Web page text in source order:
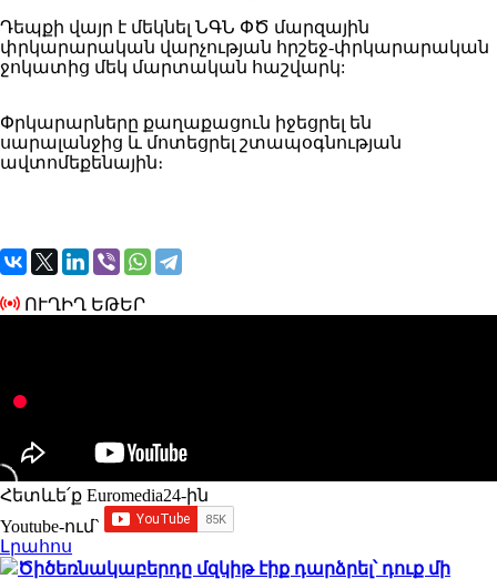
Դեպքի վայր է մեկնել ՆԳՆ ՓԾ մարզային
փրկարարական վարչության հրշեջ-փրկարարական
ջոկատից մեկ մարտական հաշվարկ:
Փրկարարները քաղաքացուն իջեցրել են
սարալանջից և մոտեցրել շտապօգնության
ավտոմեքենային։
ՈՒՂԻՂ ԵԹԵՐ
Հետևե՛ք Euromedia24-ին
Youtube-ում`
Լրահոս
Ծիծեռնակաբերդը մզկիթ էիք դարձրել՝ դուք մի